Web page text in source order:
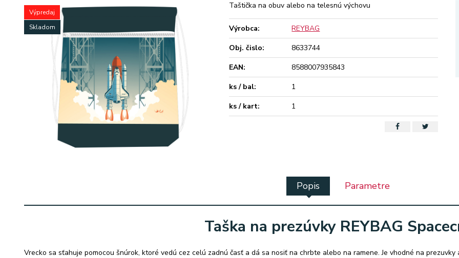
Výpredaj
Skladom
Taštička na obuv alebo na telesnú výchovu
Výrobca:
REYBAG
Obj. čislo:
8633744
EAN:
8588007935843
ks / bal:
1
ks / kart:
1
Popis Parametre
Taška na prezúvky REYBAG
Vrecko sa sťahuje pomocou šnúrok, ktoré vedú cez celú zadnú časť a dá sa nosiť na chrbte alebo na ramene. Je vhodné na